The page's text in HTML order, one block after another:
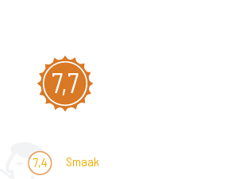
7,7
7,4 Smaak